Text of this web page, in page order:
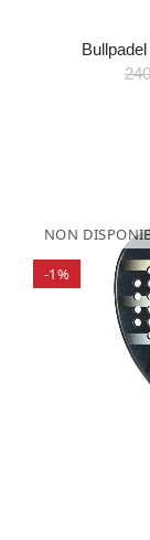
NON
-1%